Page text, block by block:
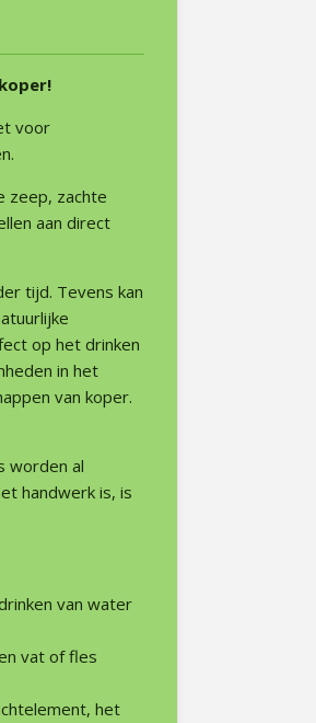
voor
zeep, zachte
aan direct
tijd. Tevens kan
op het drinken
in het
van koper.
worden al
handwerk is, is
van water
vat of fles
het